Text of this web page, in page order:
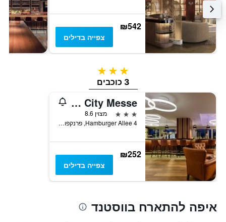
₪542
צפייה בדילים
3 כוכבים
3 כוכבים
Aparthotel Adagio Frankfurt City Messe
3 כוכבים
מצוין 8.6
Hamburger Allee 4, פרנקפורט אם מיין, הסן, גרמניה
₪252
צפייה בדילים
איפה להתארח בווסטנד